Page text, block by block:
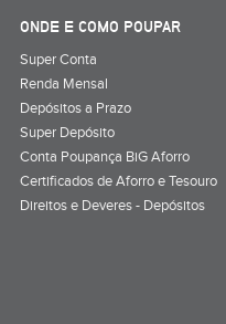
ONDE E COMO POUPAR
Super Conta
Renda Mensal
Depósitos a Prazo
Super Depósito
Conta Poupança BiG Aforro
Certificados de Aforro e Tesouro
Direitos e Deveres - Depósitos